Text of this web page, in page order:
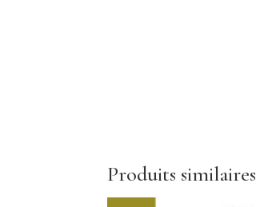
Produits similaires